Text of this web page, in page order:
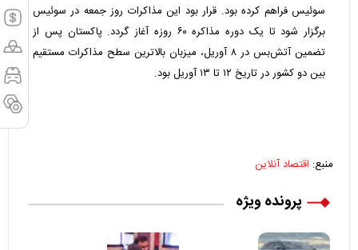
سوئیس فراهم کرده بود. قرار بود این مذاکرات روز جمعه در سوئیس
برگزار شود تا یک دوره مذاکره ۶۰ روزه آغاز گردد. پاکستان پس از
تضمین آتش‌بس در ۸ آوریل، میزبان بالاترین سطح مذاکرات مستقیم
بین دو کشور در تاریخ ۱۲ تا ۱۳ آوریل بود.
منبع: اقتصاد آنلاین
پرونده ویژه